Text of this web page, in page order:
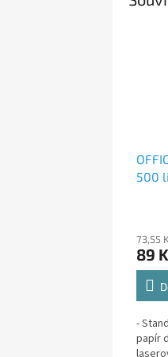
500
73,55
89
-
papír